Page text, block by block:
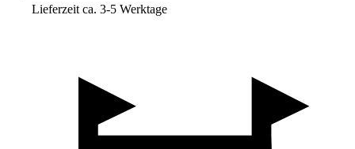
Lieferzeit ca. 3-5 Werktage